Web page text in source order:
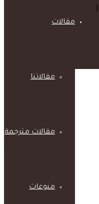
مقالات
مقالاتنا
مقالات مترجمة
منوعات